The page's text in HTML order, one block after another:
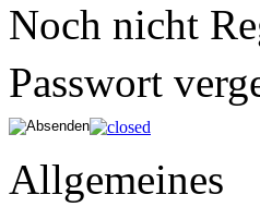
Noch nicht
Passwort
Allgemeines